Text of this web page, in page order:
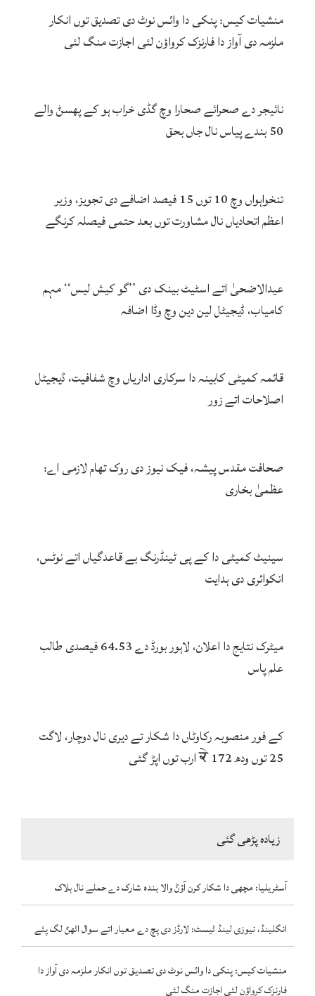
منشیات کیس: پنکی دا وائس نوٹ دی تصدیق توں انکار
ملزمہ دی آواز دا فارنزک کرواؤن لئی اجازت منگ لئی
نائیجر دے صحرائے صحارا وچ گڈی خراب ہو کے پھسݨ والے
50 بندے پیاس نال جاں بحق
تنخواہواں وچ 10 توں 15 فیصد اضافے دی تجویز، وزیر
اعظم اتحادیاں نال مشاورت توں بعد حتمی فیصلہ کرنگے
عیدالاضحیٰ اتے اسٹیٹ بینک دی ’’گو کیش لیس‘‘ مہم
کامیاب، ڈیجیٹل لین دین وچ وڈا اضافہ
قائمہ کمیٹی کابینہ دا سرکاری اداریاں وچ شفافیت، ڈیجیٹل
اصلاحات اتے زور
صحافت مقدس پیشہ، فیک نیوز دی روک تھام لازمی اے:
عظمیٰ بخاری
سینیٹ کمیٹی دا کے پی ٹینڈرنگ بے قاعدگیاں اتے نوٹس،
انکوائری دی ہدایت
میٹرک نتایج دا اعلان، لاہور بورڈ دے 64.53 فیصدی طالب
علم پاس
کے فور منصوبہ رکاوٹاں دا شکار تے دیری نال دوچار، لاگت
25 توں ودھ ਕੇ 172 ارب توں اپڑ گئی
زیادہ پڑھی گئی
آسٹریلیا: مچھی دا شکار کرن آؤݨ والا بندہ شارک دے حملے نال ہلاک
انگلینڈ، نیوزی لینڈ ٹیسٹ: لارڈز دی پچ دے معیار اتے سوال اٹھݨ لگ پئے
منشیات کیس: پنکی دا وائس نوٹ دی تصدیق توں انکار ملزمہ دی آواز دا
فارنزک کرواؤن لئی اجازت منگ لئی